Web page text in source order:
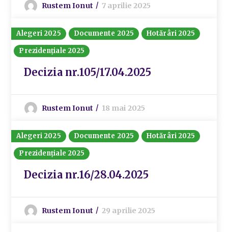
Rustem Ionut 7 aprilie 2025
Alegeri 2025 Documente 2025
Hotărâri 2025
Prezidențiale 2025
Decizia nr.105/17.04.2025
Rustem Ionut 18 mai 2025
Alegeri 2025 Documente 2025
Hotărâri 2025
Prezidențiale 2025
Decizia nr.16/28.04.2025
Rustem Ionut 29 aprilie 2025